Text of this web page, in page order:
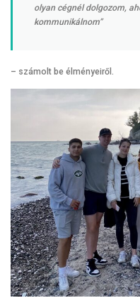
olyan cégnél dolgozom,
kommunikálnom”
– számolt be élményeiről.